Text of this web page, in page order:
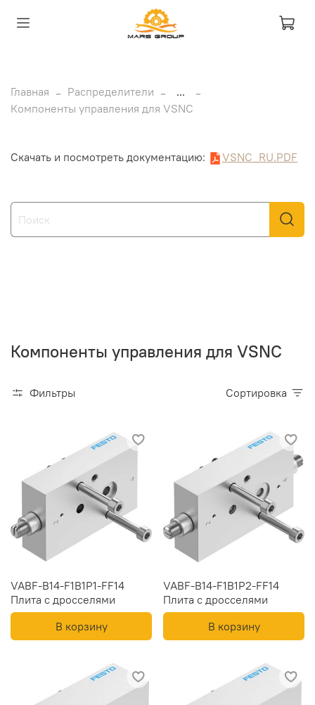
Главная Распределители
...
Компоненты управления для VSNC
Скачать и посмотреть документацию: VSNC_RU.PDF
Компоненты управления для VSNC
Фильтры Сортировка
VABF-B14-F1B1P1-FF14
Плита с дросселями
В корзину
VABF-B14-F1B1P2-FF14
Плита с дросселями
В корзину